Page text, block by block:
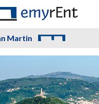
Martin